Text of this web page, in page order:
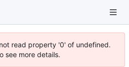
read property '0' of undefined.
see more details.